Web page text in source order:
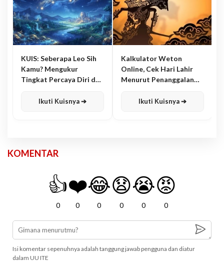
KUIS: Seberapa Leo Sih
Kamu? Mengukur
Tingkat Percaya Diri dan
Ikuti Kuisnya ➔
Kalkulator Weton
Online, Cek Hari Lahir
Menurut Penanggalan
Ikuti Kuisnya ➔
KOMENTAR
👍
0
❤️
0
😂
0
😧
0
😭
0
😡
0
Isi komentar sepenuhnya adalah tanggung jawab pengguna dan diatur
dalam UU ITE